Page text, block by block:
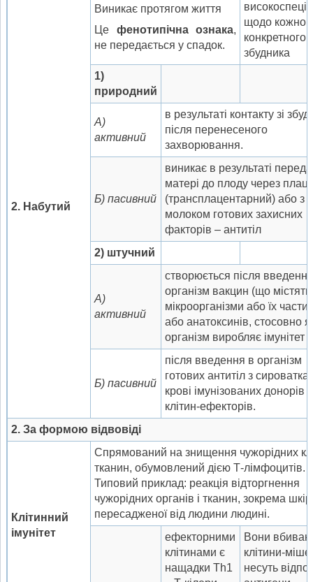
2. Набутий
Виникає протягом життя
Це фенотипічнаознака,
не передається у спадок.
щодо
конкретного
збудника
1)
природний
А)
активний
в результаті контакту зі
після перенесеного
захворювання.
Б) пасивний
виникає в результаті
матері до плоду через
(трансплацентарний) або з
молоком готових захисних
факторів – антитіл
2) штучний
А)
активний
створюється після
організм вакцин (що містять
мікроорганізми або їх
або анатоксинів, стосовно
організм виробляє імунітет
Б) пасивний
після введення в організм
готових антитіл з
крові імунізованих донорів
клітин-ефекторів.
2. За формою відвовіді
Клітинний
імунітет
Спрямований на знищення чужорідних
тканин, обумовлений дією Т-лімфоцитів.
Типовий приклад: реакція відторгнення
чужорідних органів і тканин, зокрема
пересадженої від людини людині.
ефекторними
клітинами є
нащадки Th1
Вони
клітини-
несуть